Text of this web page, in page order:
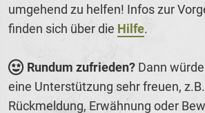
umgehend zu helfen! Infos zur
finden sich über die Hilfe.
Rundum zufrieden? Dann
eine Unterstützung sehr freuen,
Rückmeldung, Erwähnung oder